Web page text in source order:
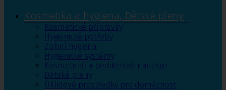
Kosmetika a hygiena, Dětské pleny
Kosmetické přípravky
Hygienické potřeby
Zubní hygiena
Hygienické systémy
Kosmetické a pedikérské nástroje
Dětské pleny
Úklidové prostředky pro domácnost